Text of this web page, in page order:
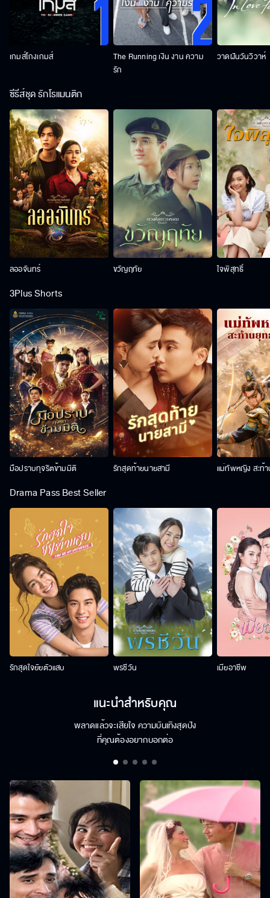
เกมส์โกงเกมส์
The Running เงิน งาน ความ
รัก
วาดฝันวันวิวาห์
ซีรีส์ชุด รักโรแมนติก
ลออจันทร์ ขวัญฤทัย ใจพิสุทธิ์
3Plus Shorts
มือปราบทุจริตข้ามมิติ รักสุดท้ายนายสามี แม่ทัพหญิง สะท้
Drama Pass Best Seller
รักสุดใจยัยตัวแสบ พรชีวัน เมียอาชีพ
แนะนำสำหรับคุณ
พลาดแล้วจะเสียใจ ความบันเทิงสุดปัง
ที่คุณต้องอยากบอกต่อ